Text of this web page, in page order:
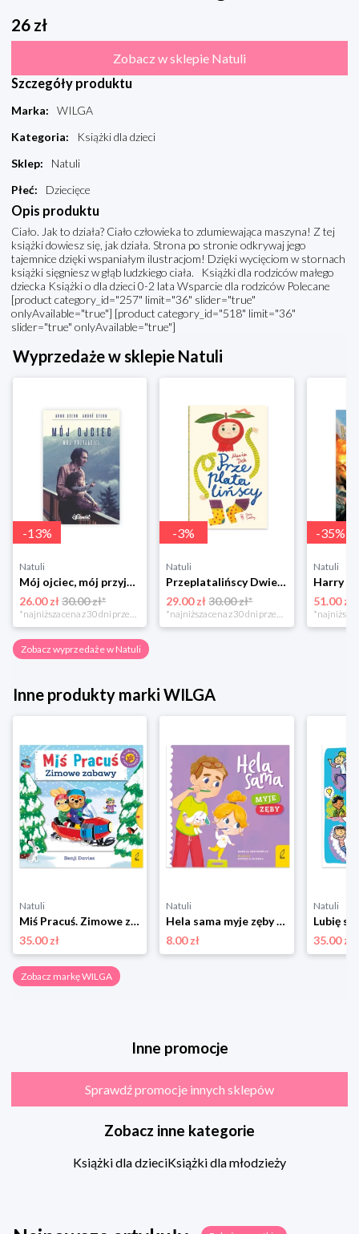
26 zł
Zobacz w sklepie Natuli
Szczegóły produktu
Marka:
WILGA
Kategoria:
Książki dla dzieci
Sklep:
Natuli
Płeć: Dziecięce
Opis produktu
Ciało. Jak to działa? Ciało człowieka to zdumiewająca maszyna! Z tej
książki dowiesz się, jak działa. Strona po stronie odkrywaj jego
tajemnice dzięki wspaniałym ilustracjom! Dzięki wycięciom w stornach
książki sięgniesz w głąb ludzkiego ciała. Książki dla rodziców małego
dziecka Książki o dla dzieci 0-2 lata Wsparcie dla rodziców Polecane
[product category_id="257" limit="36" slider="true"
onlyAvailable="true"] [product category_id="518" limit="36"
slider="true" onlyAvailable="true"]
Wyprzedaże w sklepie Natuli
-13%
Natuli
Mój ojciec, mój przyjaciel Element
26.00 zł30.00 zł*
*najniższa cena z 30 dni przed obniżką
-3%
Natuli
Przeplatalińscy Dwie siostry
29.00 zł 30.00 zł*
*najniższa cena z 30 dni przed obniżką
-35%
Natuli
51.00 zł
Zobacz wyprzedaże w Natuli
Inne produkty marki WILGA
Natuli
Miś Pracuś. Zimowe zabawy Wilga
35.00 zł
Natuli
Hela sama myje zęby Wilga
8.00 zł
Natuli
Lubię
35.00 zł
Zobacz markę WILGA
Inne promocje
Sprawdź promocje innych sklepów
Zobacz inne kategorie
Książki dla dzieciKsiążki dla młodzieży